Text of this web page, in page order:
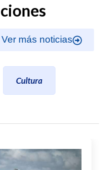
Ver más noticias
Cultura